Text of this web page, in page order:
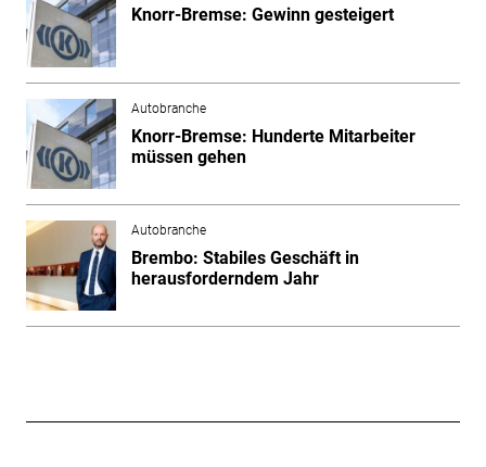
Knorr-Bremse: Gewinn gesteigert
Autobranche
Knorr-Bremse: Hunderte Mitarbeiter
müssen gehen
Autobranche
Brembo: Stabiles Geschäft in
herausforderndem Jahr